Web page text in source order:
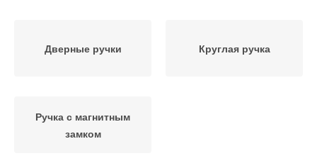
Дверные ручки Круглая ручка
Ручка с магнитным
замком